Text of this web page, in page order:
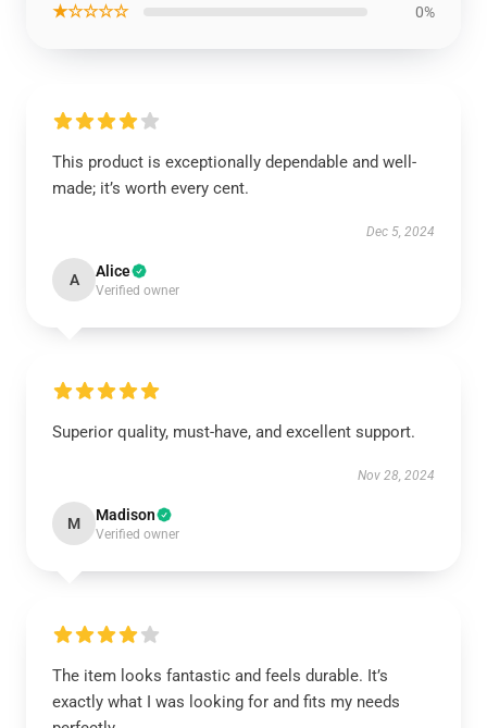
★☆☆☆☆ 0%
This product is exceptionally dependable and well-
made; it’s worth every cent.
Dec 5, 2024
A Alice
Verified owner
Superior quality, must-have, and excellent support.
Nov 28, 2024
M Madison
Verified owner
The item looks fantastic and feels durable. It’s
exactly what I was looking for and fits my needs